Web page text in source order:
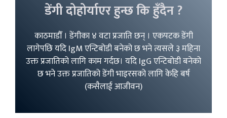
डेंगी दोहोर्याएर हुन्छ कि हुँदैन ?
काठमाडौँ । डेंगीका ४ वटा प्रजाति छन् । एकपटक डेंगी
लागेपछि यदि IgM एन्टिबोडी बनेको छ भने त्यसले ३ महिना
उक्त प्रजातिको लागि काम गर्दछ। यदि IgG एन्टिबोडी बनेको
छ भने उक्त प्रजातिको डेंगी भाइरसको लागि केहि बर्ष
(कसैलाई आजीवन)